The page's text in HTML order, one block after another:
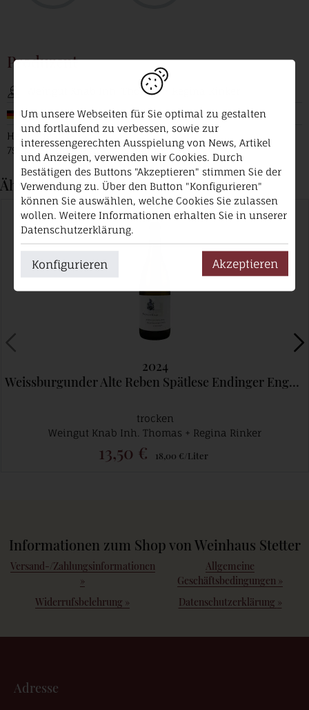
Produzent
Weingut Knab Inh. Thomas + Regina Rinker
Deutschland / Baden
Hennengärtle 1a
79346 Endingen am Kaiserstuhl
Ähnliche Produkte
2024
Weissburgunder Alte Reben Spätlese Endinger Engelsberg
trocken
Weingut Knab Inh. Thomas + Regina Rinker
13,50 € 18,00 €/Liter
Informationen zum Shop von Weinhaus Stetter
Versand-/Zahlungsinformationen
»
Allgemeine
Geschäftsbedingungen »
Widerrufsbelehrung » Datenschutzerklärung »
Um unsere Webseiten für Sie optimal zu gestalten
und fortlaufend zu verbessen, sowie zur
interessengerechten Ausspielung von News, Artikel
und Anzeigen, verwenden wir Cookies. Durch
Bestätigen des Buttons "Akzeptieren" stimmen Sie der
Verwendung zu. Über den Button "Konfigurieren"
können Sie auswählen, welche Cookies Sie zulassen
wollen. Weitere Informationen erhalten Sie in unserer
Datenschutzerklärung.
Konfigurieren Akzeptieren
Adresse